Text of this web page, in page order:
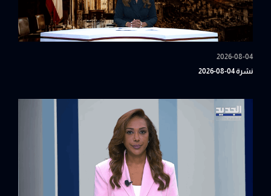
2026-08-04
نشرة 04-08-2026